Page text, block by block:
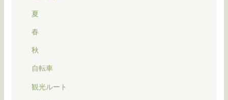
夏
春
秋
自転車
観光ルート